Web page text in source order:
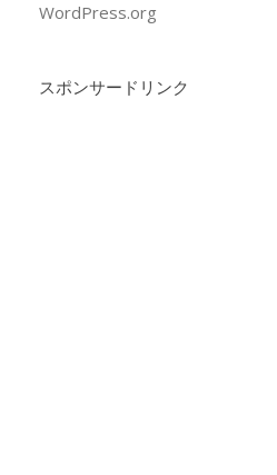
WordPress.org
スポンサードリンク